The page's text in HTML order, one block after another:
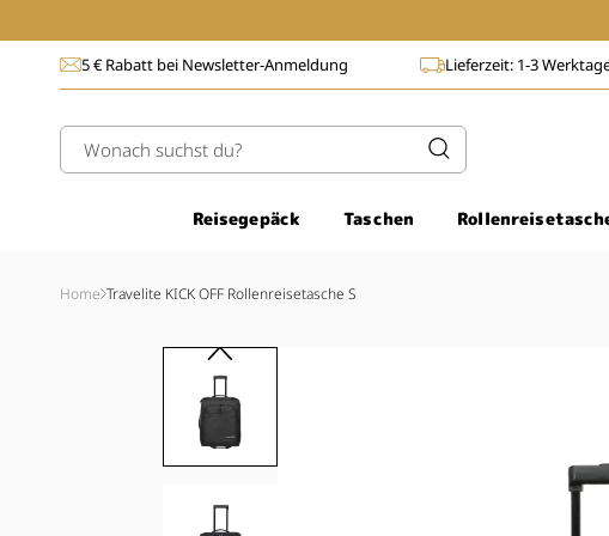
Inhalt
5 € Rabatt bei Newsletter-Anmeldung Lieferzeit: 1-3
Wonach suchst du?
Reisegepäck Taschen
Home Travelite KICK OFF Rollenreisetasche S